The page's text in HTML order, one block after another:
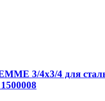
3/4х3/4 для